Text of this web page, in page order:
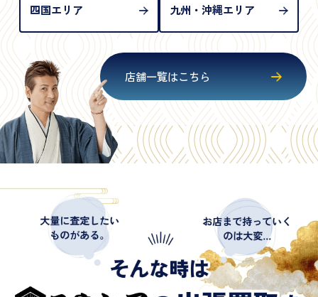
四国エリア 九州・沖縄エリア
店舗一覧はこちら